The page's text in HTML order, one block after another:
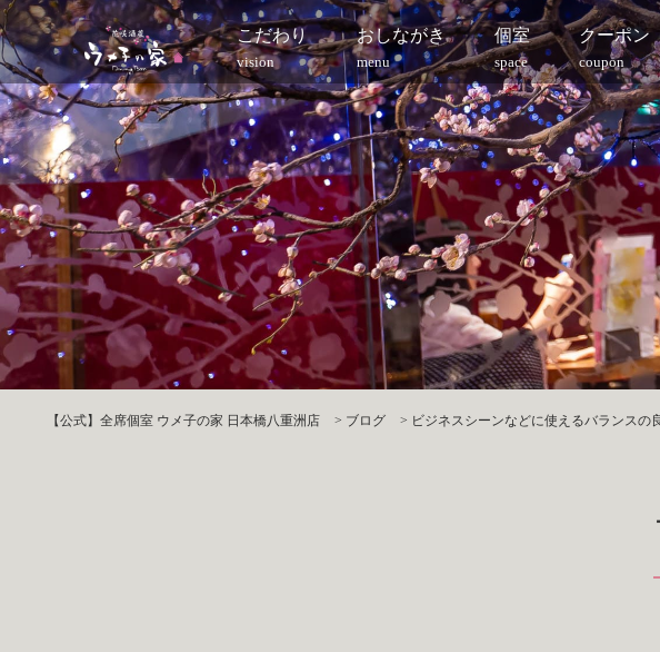
こだわり
vision
おしながき
menu
個室
space
クーポン
coupon
【公式】全席個室 ウメ子の家 日本橋八重洲店 > ブログ > ビジネスシーンなどに使えるバランスの